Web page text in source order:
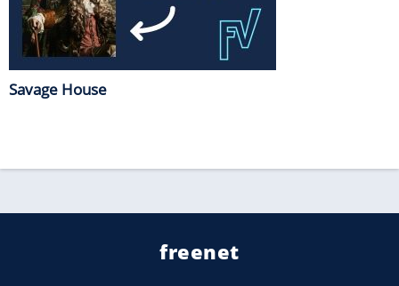
Savage House
freenet